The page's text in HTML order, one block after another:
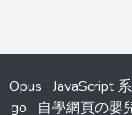
Opus JavaScript
go 自學網頁の嬰